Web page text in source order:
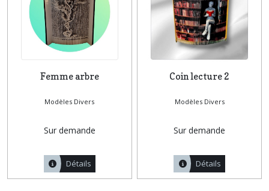
Femme arbre
Modèles Divers
Sur demande
Détails
Coin lecture 2
Modèles Divers
Sur demande
Détails